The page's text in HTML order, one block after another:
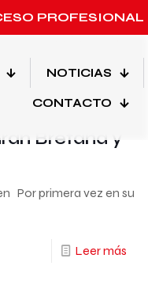
PROFESIONAL
NOTICIAS
CONTACTO
Categorias
Bretaña y
Por primera vez en su
Leer más